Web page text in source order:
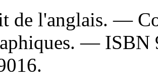
de l'anglais. —
— ISBN
.